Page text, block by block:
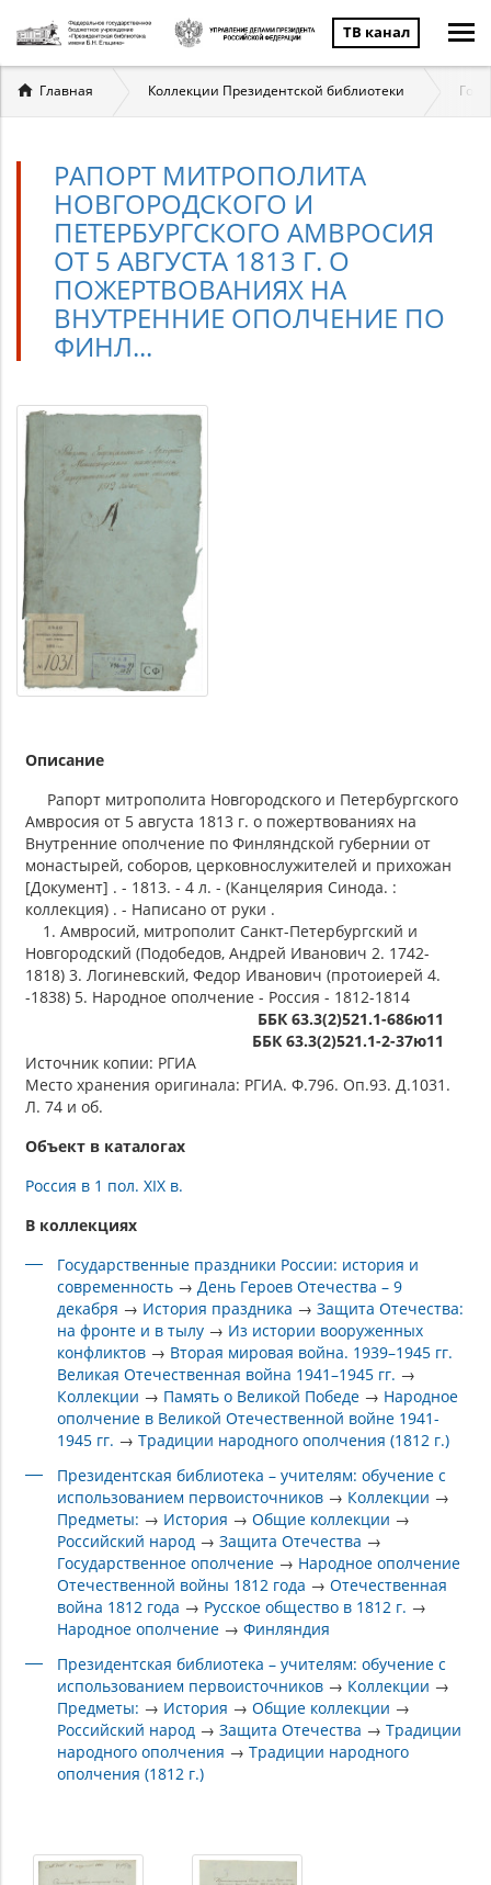
ТВ канал
Вы
здесь
Главная Коллекции Президентской библиотеки
РАПОРТ МИТРОПОЛИТА
НОВГОРОДСКОГО И
ПЕТЕРБУРГСКОГО АМВРОСИЯ
ОТ 5 АВГУСТА 1813 Г. О
ПОЖЕРТВОВАНИЯХ НА
ВНУТРЕННИЕ ОПОЛЧЕНИЕ ПО
ФИНЛ...
Описание
Рапорт митрополита Новгородского и Петербургского
Амвросия от 5 августа 1813 г. о пожертвованиях на
Внутренние ополчение по Финляндской губернии от
монастырей, соборов, церковнослужителей и прихожан
[Документ] . - 1813. - 4 л. - (Канцелярия Синода. :
коллекция) . - Написано от руки .
1. Амвросий, митрополит Санкт-Петербургский и
Новгородский (Подобедов, Андрей Иванович 2. 1742-
1818) 3. Логиневский, Федор Иванович (протоиерей 4.
-1838) 5. Народное ополчение - Россия - 1812-1814
ББК 63.3(2)521.1-686ю11
ББК 63.3(2)521.1-2-37ю11
Источник копии: РГИА
Место хранения оригинала: РГИА. Ф.796. Оп.93. Д.1031.
Л. 74 и об.
Объект в каталогах
Россия в 1 пол. XIX в.
В коллекциях
Государственные праздники России: история и
современность → День Героев Отечества – 9
декабря → История праздника →Защита Отечества:
на фронте и в тылу → Из истории вооруженных
конфликтов → Вторая мировая война. 1939–1945 гг.
Великая Отечественная война 1941–1945 гг. →
Коллекции → Память о Великой Победе → Народное
ополчение в Великой Отечественной войне 1941-
1945 гг. →Традиции народного ополчения (1812 г.)
Президентская библиотека – учителям: обучение с
использованием первоисточников → Коллекции →
Предметы: → История →Общие коллекции →
Российский народ →Защита Отечества →
Государственное ополчение → Народное ополчение
Отечественной войны 1812 года →Отечественная
война 1812 года → Русское общество в 1812 г. →
Народное ополчение →Финляндия
Президентская библиотека – учителям: обучение с
использованием первоисточников → Коллекции →
Предметы: → История →Общие коллекции →
Российский народ →Защита Отечества →Традиции
народного ополчения →Традиции народного
ополчения (1812 г.)